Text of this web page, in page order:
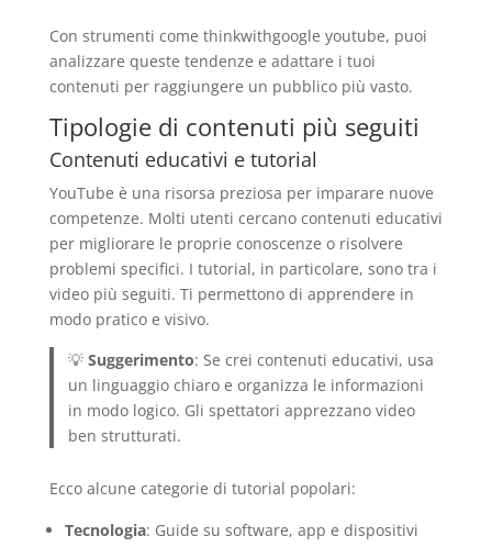
Con strumenti come thinkwithgoogle youtube, puoi
analizzare queste tendenze e adattare i tuoi
contenuti per raggiungere un pubblico più vasto.
Tipologie di contenuti più seguiti
Contenuti educativi e tutorial
YouTube è una risorsa preziosa per imparare nuove
competenze. Molti utenti cercano contenuti educativi
per migliorare le proprie conoscenze o risolvere
problemi specifici. I tutorial, in particolare, sono tra i
video più seguiti. Ti permettono di apprendere in
modo pratico e visivo.
💡Suggerimento: Se crei contenuti educativi, usa
un linguaggio chiaro e organizza le informazioni
in modo logico. Gli spettatori apprezzano video
ben strutturati.
Ecco alcune categorie di tutorial popolari:
Tecnologia: Guide su software, app e dispositivi